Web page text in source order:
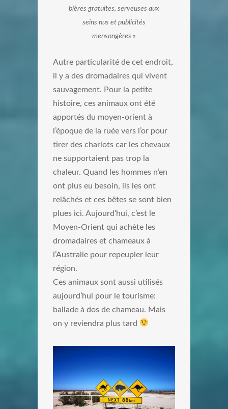
bières gratuites, serveuses aux
seins nus et publicités
mensongères »
Autre particularité de cet endroit,
il y a des dromadaires qui vivent
sauvagement. Pour la petite
histoire, ces animaux ont été
apportés du moyen-orient à
l’époque de la ruée vers l’or pour
tirer des chariots car les chevaux
ne supportaient pas trop la
chaleur. Quand les hommes n’en
ont plus eu besoin, ils les ont
relâchés et ces bêtes se sont bien
plues ici. Aujourd’hui, c’est le
Moyen-Orient qui achète les
dromadaires et chameaux à
l’Australie pour repeupler leur
région.
Ces animaux sont aussi utilisés
aujourd’hui pour le tourisme:
ballade à dos de chameau. Mais
on y reviendra plus tard